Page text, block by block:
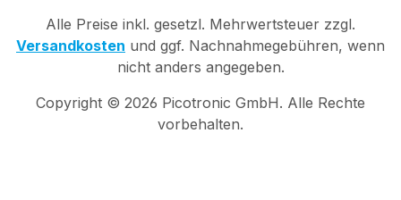
Alle Preise inkl. gesetzl. Mehrwertsteuer zzgl.
Versandkosten und ggf. Nachnahmegebühren, wenn
nicht anders angegeben.
Copyright © 2026 Picotronic GmbH. Alle Rechte
vorbehalten.